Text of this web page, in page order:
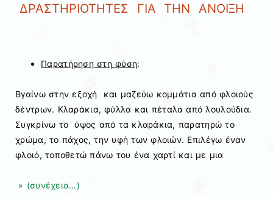
ΔΡΑΣΤΗΡΙΟΤΗΤΕΣ ΓΙΑ ΤΗΝ ΑΝΟΙΞΗ
Παρατήρηση στη φύση:
Βγαίνω στην εξοχή και μαζεύω κομμάτια από φλοιούς
δέντρων. Κλαράκια, φύλλα και πέταλα από λουλούδια.
Συγκρίνω το ύψος από τα κλαράκια, παρατηρώ το
χρώμα, το πάχος, την υφή των φλοιών. Επιλέγω έναν
φλοιό, τοποθετώ πάνω του ένα χαρτί και με μια
» (συνέχεια…)